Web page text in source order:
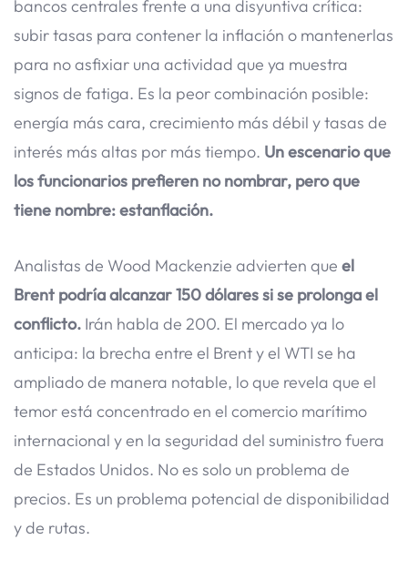
bancos centrales frente a una disyuntiva crítica:
subir tasas para contener la inflación o mantenerlas
para no asfixiar una actividad que ya muestra
signos de fatiga. Es la peor combinación posible:
energía más cara, crecimiento más débil y tasas de
interés más altas por más tiempo. Un escenario que
los funcionarios prefieren no nombrar, pero que
tiene nombre: estanflación.
Analistas de Wood Mackenzie advierten que el
Brent podría alcanzar 150 dólares si se prolonga el
conflicto. Irán habla de 200. El mercado ya lo
anticipa: la brecha entre el Brent y el WTI se ha
ampliado de manera notable, lo que revela que el
temor está concentrado en el comercio marítimo
internacional y en la seguridad del suministro fuera
de Estados Unidos. No es solo un problema de
precios. Es un problema potencial de disponibilidad
y de rutas.